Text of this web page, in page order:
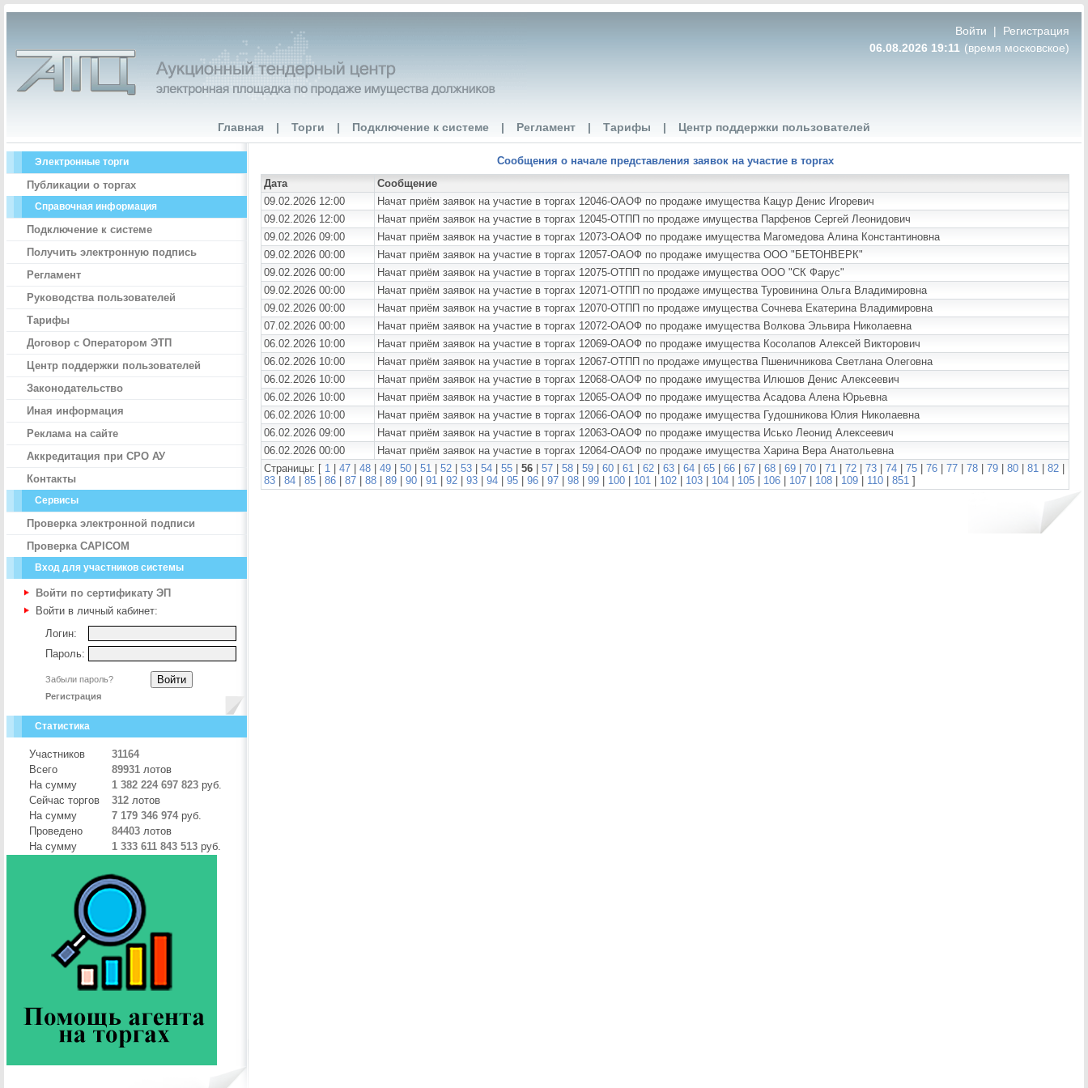
Войти |
Регистрация
06.08.2026 19:11 (время московское)
Главная | Торги | Подключение к системе | Регламент | Тарифы | Центр поддержки пользователей
Электронные торги
Публикации о торгах
Справочная информация
Подключение к системе
Получить электронную подпись
Регламент
Руководства пользователей
Тарифы
Договор с Оператором ЭТП
Центр поддержки пользователей
Законодательство
Иная информация
Реклама на сайте
Аккредитация при СРО АУ
Контакты
Сервисы
Проверка электронной подписи
Проверка CAPICOM
Вход для участников системы
Войти по сертификату ЭП
Войти в личный кабинет:
Логин:
Пароль:
Забыли пароль?
Регистрация
Статистика
Участников
31164
Всего
89931 лотов
На сумму
1 382 224 697 823 руб.
Сейчас торгов
312 лотов
На сумму
7 179 346 974 руб.
Проведено
84403 лотов
На сумму
1 333 611 843 513 руб.
Сообщения о начале представления заявок на участие в торгах
Дата
Сообщение
09.02.2026 12:00
Начат приём заявок на участие в торгах 12046-ОАОФ по продаже имущества Кацур Денис Игоревич
09.02.2026 12:00
Начат приём заявок на участие в торгах 12045-ОТПП по продаже имущества Парфенов Сергей Леонидович
09.02.2026 09:00
Начат приём заявок на участие в торгах 12073-ОАОФ по продаже имущества Магомедова Алина Константиновна
09.02.2026 00:00
Начат приём заявок на участие в торгах 12057-ОАОФ по продаже имущества ООО "БЕТОНВЕРК"
09.02.2026 00:00
Начат приём заявок на участие в торгах 12075-ОТПП по продаже имущества ООО "СК Фарус"
09.02.2026 00:00
Начат приём заявок на участие в торгах 12071-ОТПП по продаже имущества Туровинина Ольга Владимировна
09.02.2026 00:00
Начат приём заявок на участие в торгах 12070-ОТПП по продаже имущества Сочнева Екатерина Владимировна
07.02.2026 00:00
Начат приём заявок на участие в торгах 12072-ОАОФ по продаже имущества Волкова Эльвира Николаевна
06.02.2026 10:00
Начат приём заявок на участие в торгах 12069-ОАОФ по продаже имущества Косолапов Алексей Викторович
06.02.2026 10:00
Начат приём заявок на участие в торгах 12067-ОТПП по продаже имущества Пшеничникова Светлана Олеговна
06.02.2026 10:00
Начат приём заявок на участие в торгах 12068-ОАОФ по продаже имущества Илюшов Денис Алексеевич
06.02.2026 10:00
Начат приём заявок на участие в торгах 12065-ОАОФ по продаже имущества Асадова Алена Юрьевна
06.02.2026 10:00
Начат приём заявок на участие в торгах 12066-ОАОФ по продаже имущества Гудошникова Юлия Николаевна
06.02.2026 09:00
Начат приём заявок на участие в торгах 12063-ОАОФ по продаже имущества Исько Леонид Алексеевич
06.02.2026 00:00
Начат приём заявок на участие в торгах 12064-ОАОФ по продаже имущества Харина Вера Анатольевна
Страницы: [ 1 47 48 49 50 51 52 53 54 55 56 57 58 59 60 61 62 63 64 65 66 67 68 69 70 71 72 73 74 75 76 77 78 79 80 81 82
83
84 85 86 87 88 89 90 91 92 93 94 95 96 97 98 99 100 101 102 103 104 105 106 107 108 109 110 851 ]